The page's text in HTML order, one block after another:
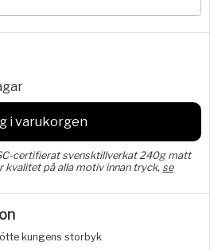
i varukorgen
certifierat svensktillverkat 240g matt
på alla motiv innan tryck, se
kungens storbyk